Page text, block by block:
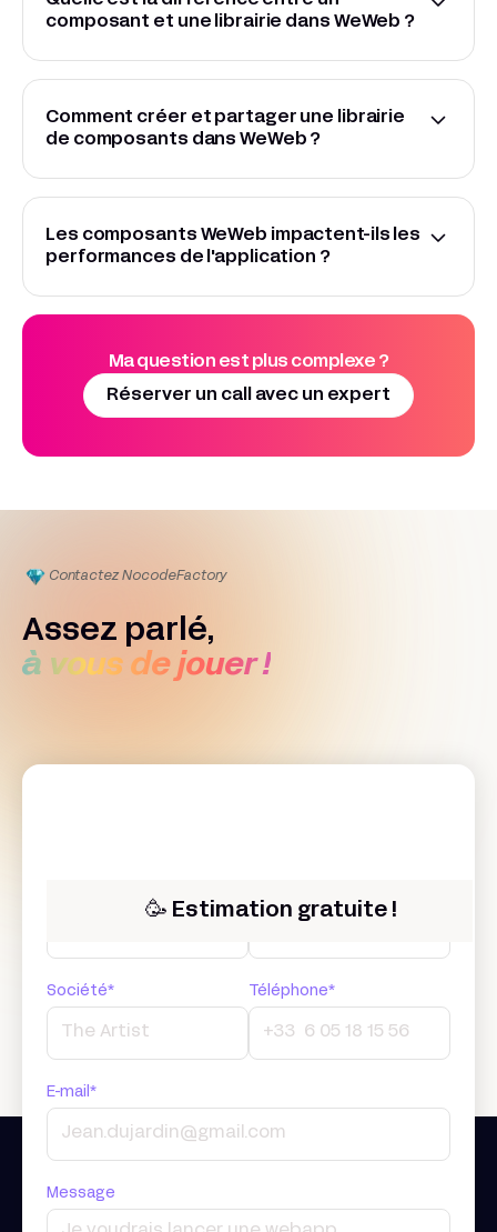
composant et une librairie dans WeWeb ?
Comment créer et partager une librairie
de composants dans WeWeb ?
Les composants WeWeb impactent-ils les
performances de l'application ?
Ma question est plus complexe ?
Réserver un call avec un expert
Contactez NocodeFactory
Assez parlé,
à vous de jouer !
🥳 Estimation gratuite !
Société* Téléphone*
E-mail*
Message